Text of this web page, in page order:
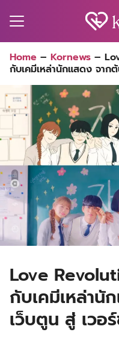
for:
Home – Kornews –
กับเคมีเหล่านักแสดง จาก
Love
กับเคมีเหล่า
เว็บตูน สู่ เวอ